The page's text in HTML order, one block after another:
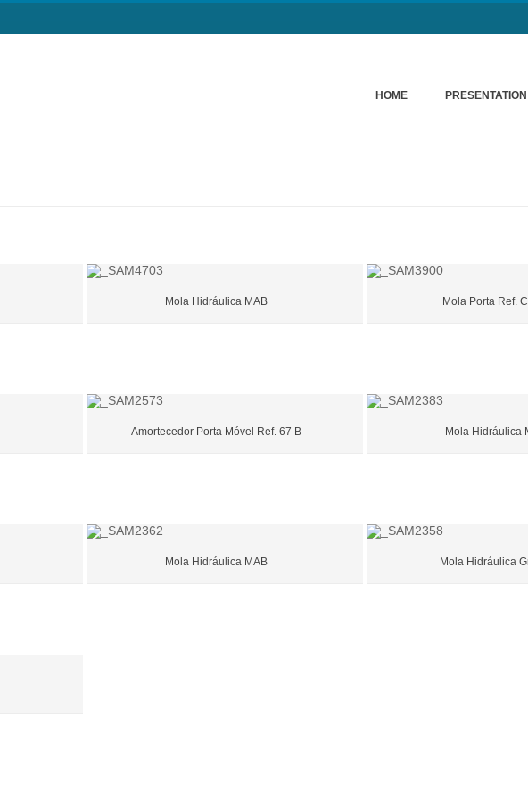
HOME PRESENTATION
Mola Hidráulica MAB Mola Porta Ref.
Amortecedor Porta Móvel Ref. 67 B Mola Hidráulica
Mola Hidráulica MAB Mola Hidráulica